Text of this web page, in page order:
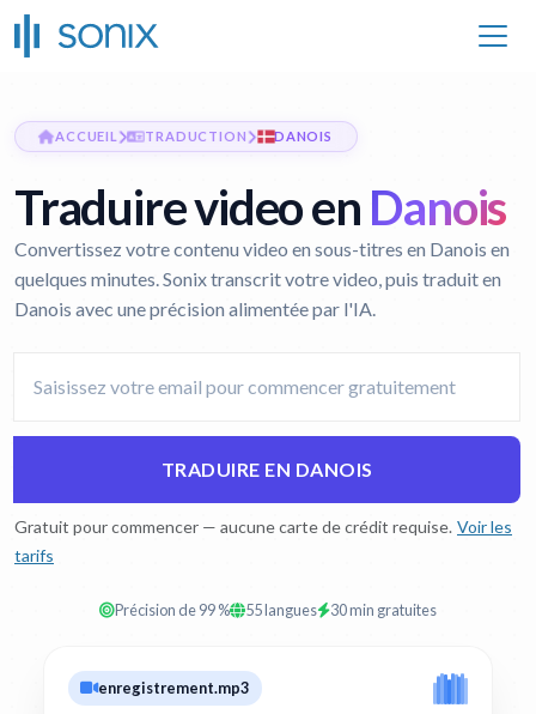
ACCUEIL TRADUCTION DANOIS
Traduire video en Danois
Convertissez votre contenu video en sous-titres en Danois en
quelques minutes. Sonix transcrit votre video, puis traduit en
Danois avec une précision alimentée par l'IA.
TRADUIRE EN DANOIS
Gratuit pour commencer — aucune carte de crédit requise. Voir les
tarifs
Précision de 99 % 55 langues 30 min gratuites
enregistrement.mp3